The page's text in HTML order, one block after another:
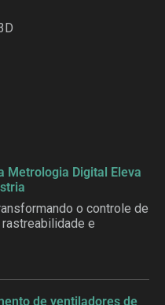
Metrologia Digital Eleva
o controle de
e
de ventiladores de